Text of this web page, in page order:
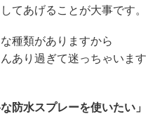
てあげることが大事です。
種類がありますから
あり過ぎて迷っちゃいます
防水スプレーを使いたい」